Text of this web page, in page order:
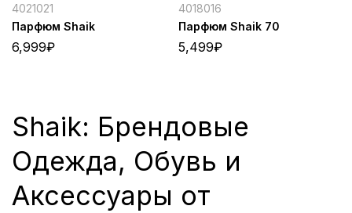
4021021
Парфюм Shaik
6,999₽
4018016
Парфюм Shaik 70
5,499₽
Shaik: Брендовые
Одежда, Обувь и
Аксессуары от